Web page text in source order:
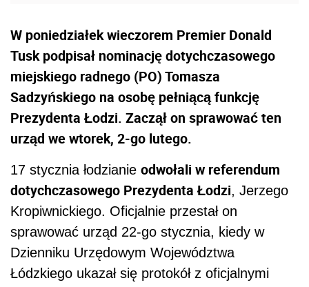
W poniedziałek wieczorem Premier Donald
Tusk podpisał nominację dotychczasowego
miejskiego radnego (PO) Tomasza
Sadzyńskiego na osobę pełniącą funkcję
Prezydenta Łodzi. Zaczął on sprawować ten
urząd we wtorek, 2-go lutego.
17 stycznia łodzianie odwołali w referendum
dotychczasowego Prezydenta Łodzi, Jerzego
Kropiwnickiego. Oficjalnie przestał on
sprawować urząd 22-go stycznia, kiedy w
Dzienniku Urzędowym Województwa
Łódzkiego ukazał się protokół z oficjalnymi